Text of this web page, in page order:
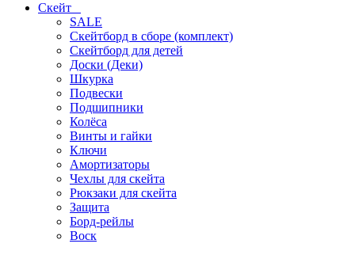
Скейт
SALE
Скейтборд в сборе (комплект)
Скейтборд для детей
Доски (Деки)
Шкурка
Подвески
Подшипники
Колёса
Винты и гайки
Ключи
Амортизаторы
Чехлы для скейта
Рюкзаки для скейта
Защита
Борд-рейлы
Воск